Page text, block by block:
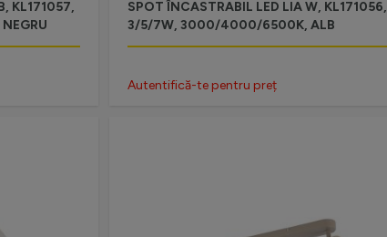
KL171057,
SPOT ÎNCASTRABIL LED LIA W, KL171056,
3/5/7W, 3000/4000/6500K, ALB
Autentifică-te pentru preț